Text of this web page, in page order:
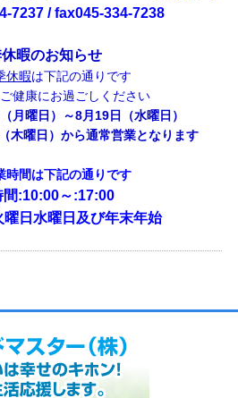
7237 / fax045-334-7238
暇のお知らせ
休暇は下記の通りです
健康にお過ごしください
月曜日）～8月19日（水曜日）
）から通常営業となります
時間は下記の通りです
間:10:00～:17:00
曜日水曜日及び年末年始